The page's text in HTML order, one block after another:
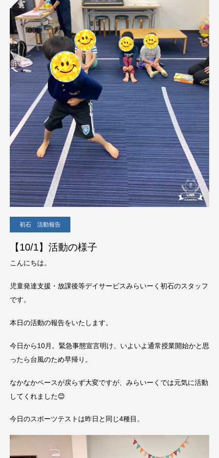
初石 活動報告
【10/1】活動の様子
こんにちは。
児童発達支援・放課後等デイサービスみらいーく初石のスタッフ
です。
本日の活動の報告をいたします。
今日から10月。緊急事態宣言明け、いよいよ通常授業開始かと思
ったら台風のため早帰り。
なかなかペースが戻らず大変ですが、みらいーくでは元気に活動
してくれました😊
今日のスポーツテストは昨日と同じ4種目。